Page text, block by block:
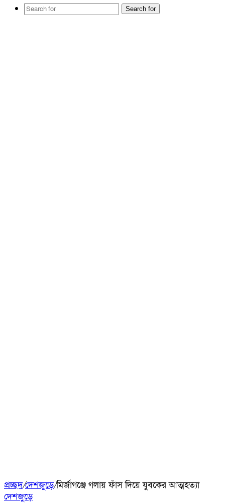
Search for
প্রচ্ছদ/দেশজুড়ে/মির্জাগঞ্জে গলায় ফাঁস দিয়ে যুবকের আত্মহত্যা
দেশজুড়ে